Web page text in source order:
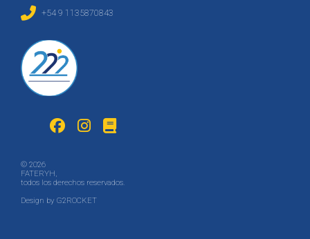
© 2026
FATERYH,
todos los derechos reservados.
Design by G2ROCKET
+54 9 1135870843